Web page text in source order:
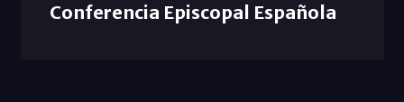
Conferencia Episcopal Española